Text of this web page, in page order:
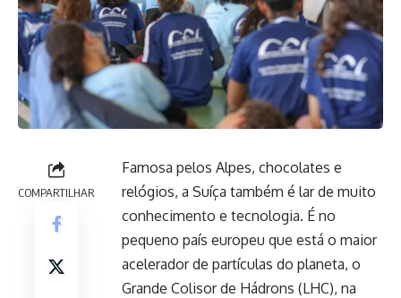
COMPARTILHAR
Famosa pelos Alpes, chocolates e
relógios, a Suíça também é lar de muito
conhecimento e tecnologia. É no
pequeno país europeu que está o maior
acelerador de partículas do planeta, o
Grande Colisor de Hádrons (LHC), na